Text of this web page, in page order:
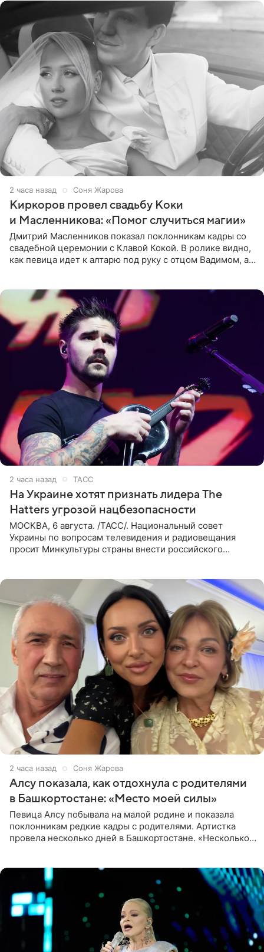
2 часа назад Соня Жарова
Киркоров провел свадьбу Коки
и Масленникова: «Помог случиться магии»
Дмитрий Масленников показал поклонникам кадры со
свадебной церемонии с Клавой Кокой. В ролике видно,
как певица идет к алтарю под руку с отцом Вадимом, а у
2 часа назад ТАСС
На Украине хотят признать лидера The
Hatters угрозой нацбезопасности
МОСКВА, 6 августа. /ТАСС/. Национальный совет
Украины по вопросам телевидения и радиовещания
просит Минкультуры страны внести российского
2 часа назад Соня Жарова
Алсу показала, как отдохнула с родителями
в Башкортостане: «Место моей силы»
Певица Алсу побывала на малой родине и показала
поклонникам редкие кадры с родителями. Артистка
провела несколько дней в Башкортостане. «Несколько